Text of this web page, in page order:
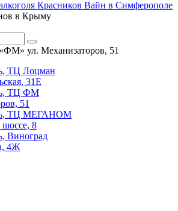
в Крыму
ул. Механизаторов, 51
ТЦ Лоцман
31Е
ТЦ ФМ
51
ТЦ МЕГАНОМ
шоссе, 8
Виноград
4Ж